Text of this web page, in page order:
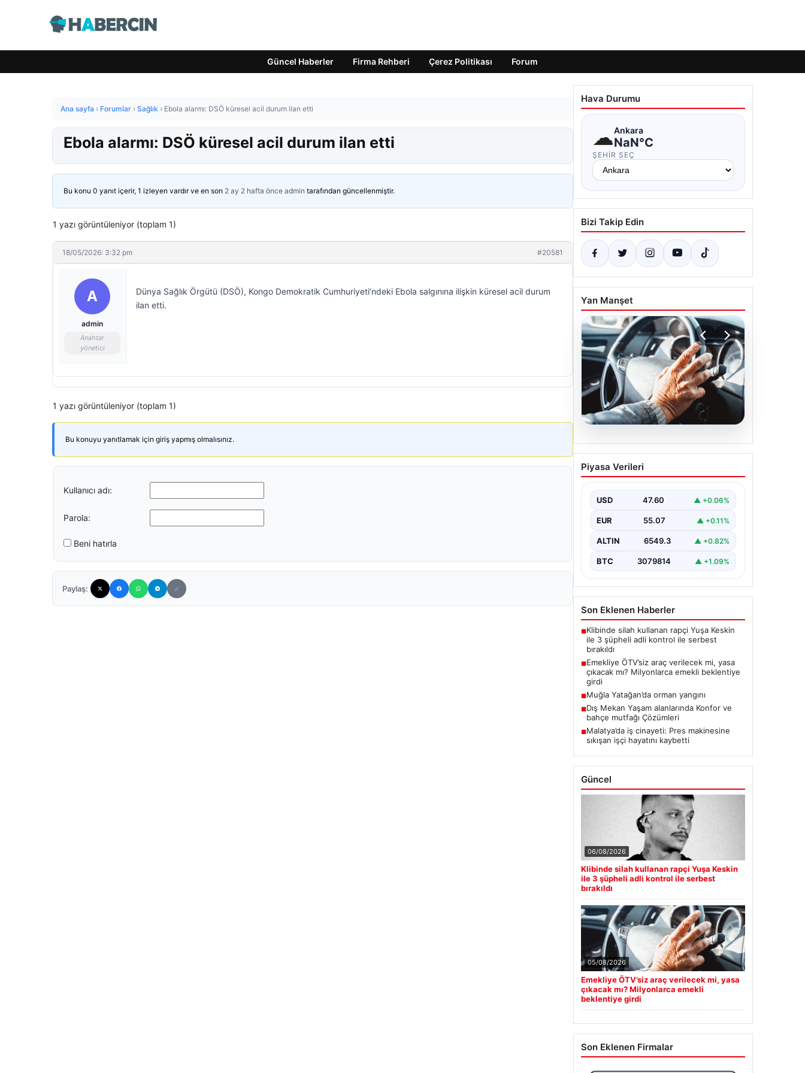
Güncel Haberler Firma Rehberi Çerez Politikası Forum
Ana sayfa › Forumlar › Sağlık › Ebola alarmı: DSÖ küresel acil durum ilan etti
Ebola alarmı: DSÖ küresel acil durum ilan etti
Bu konu 0 yanıt içerir, 1 izleyen vardır ve en son 2 ay 2 hafta önce admin tarafından güncellenmiştir.
1 yazı görüntüleniyor (toplam 1)
18/05/2026: 3:32 pm #20581
A
admin
Anahtar
yönetici
Dünya Sağlık Örgütü (DSÖ), Kongo Demokratik Cumhuriyeti’ndeki Ebola salgınına ilişkin küresel acil durum
ilan etti.
1 yazı görüntüleniyor (toplam 1)
Bu konuyu yanıtlamak için giriş yapmış olmalısınız.
Kullanıcı adı:
Parola:
Beni hatırla
Paylaş:
Hava Durumu
☁Ankara
NaN°C
ŞEHIR SEÇ
Bizi Takip Edin
Yan Manşet
05.08.2026
Emekliye ÖTV’siz araç
verilecek mi, yasa çıkacak
beklentiye girdi
Piyasa Verileri
USD 47.60 ▲ +0.06%
EUR 55.07 ▲ +0.11%
ALTIN 6549.3 ▲ +0.82%
BTC 3079814 ▲ +1.09%
Son Eklenen Haberler
■Klibinde silah kullanan rapçi Yuşa Keskin
ile 3 şüpheli adli kontrol ile serbest
bırakıldı
■Emekliye ÖTV’siz araç verilecek mi, yasa
çıkacak mı? Milyonlarca emekli beklentiye
girdi
■Muğla Yatağan’da orman yangını
■Dış Mekan Yaşam alanlarında Konfor ve
bahçe mutfağı Çözümleri
■Malatya’da iş cinayeti: Pres makinesine
sıkışan işçi hayatını kaybetti
Güncel
06/08/2026
Klibinde silah kullanan rapçi Yuşa Keskin
ile 3 şüpheli adli kontrol ile serbest
bırakıldı
05/08/2026
Emekliye ÖTV’siz araç verilecek mi, yasa
çıkacak mı? Milyonlarca emekli
beklentiye girdi
Son Eklenen Firmalar